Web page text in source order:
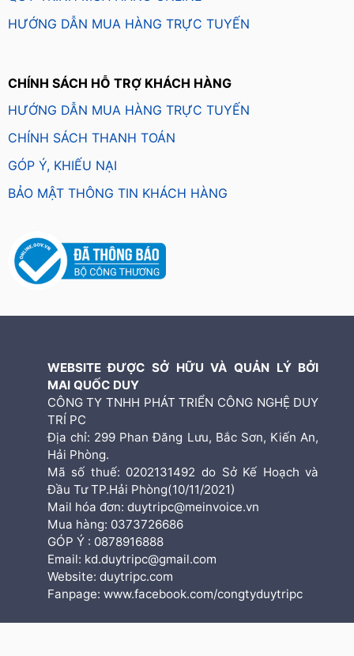
HƯỚNG DẪN MUA HÀNG TRỰC TUYẾN
CHÍNH SÁCH HỖ TRỢ KHÁCH HÀNG
HƯỚNG DẪN MUA HÀNG TRỰC TUYẾN
CHÍNH SÁCH THANH TOÁN
GÓP Ý, KHIẾU NẠI
BẢO MẬT THÔNG TIN KHÁCH HÀNG
WEBSITE ĐƯỢC SỞ HỮU VÀ QUẢN LÝ BỞI
MAI QUỐC DUY
CÔNG TY TNHH PHÁT TRIỂN CÔNG NGHỆ DUY
TRÍ PC
Địa chỉ: 299 Phan Đăng Lưu, Bắc Sơn, Kiến An,
Hải Phòng.
Mã số thuế: 0202131492 do Sở Kế Hoạch và
Đầu Tư TP.Hải Phòng(10/11/2021)
Mail hóa đơn: duytripc@meinvoice.vn
Mua hàng: 0373726686
GÓP Ý : 0878916888
Email: kd.duytripc@gmail.com
Website: duytripc.com
Fanpage: www.facebook.com/congtyduytripc